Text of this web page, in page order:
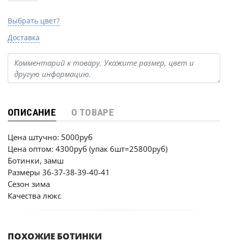
Выбрать цвет?
Доставка
ОПИСАНИЕ О ТОВАРЕ
Цена штучно: 5000руб
Цена оптом: 4300руб (упак 6шт=25800руб)
Ботинки, замш
Размеры 36-37-38-39-40-41
Сезон зима
Качества люкс
ПОХОЖИЕ БОТИНКИ